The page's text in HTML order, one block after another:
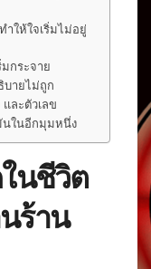
ให้ใจเริ่มไม่อยู่
มกระจาย
บายไม่ถูก
ละตัวเลข
นในอีกมุมหนึ่ง
นชีวิต
ร้าน